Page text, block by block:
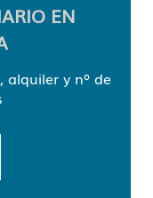
EN
alquiler y nº de